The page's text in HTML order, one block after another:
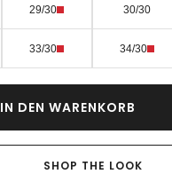
29/30 30/30
33/30 34/30
IN DEN WARENKORB
SHOP THE LOOK